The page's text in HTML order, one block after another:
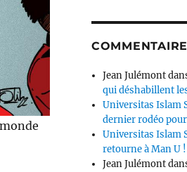
Jean Julémont
qui déshabillent
Universitas Islam
dernier rodéo
Universitas Islam
retourne à Man U !
Jean Julémont